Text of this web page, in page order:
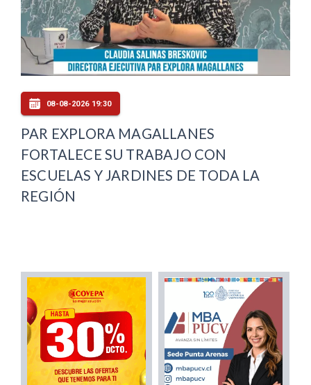
08-08-2026 19:30
PAR EXPLORA MAGALLANES
FORTALECE SU TRABAJO CON
ESCUELAS Y JARDINES DE TODA LA
REGIÓN